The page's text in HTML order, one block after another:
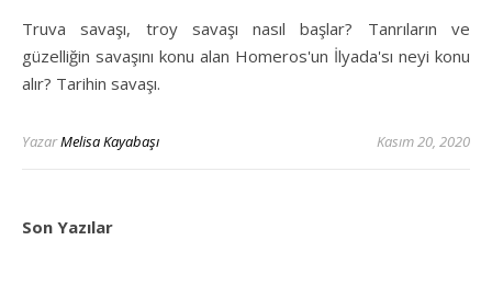
Truva savaşı, troy savaşı nasıl başlar? Tanrıların ve
güzelliğin savaşını konu alan Homeros'un İlyada'sı neyi konu
alır? Tarihin savaşı.
YazarMelisa Kayabaşı Kasım 20, 2020
Son Yazılar